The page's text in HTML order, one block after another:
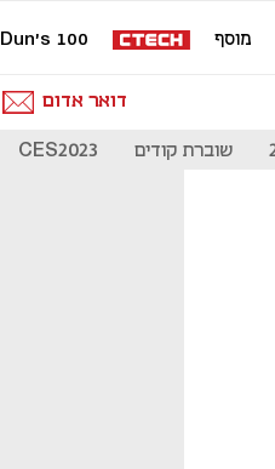
מוסף Dun's 100
דואר אדום
שוברת קודים CES2023